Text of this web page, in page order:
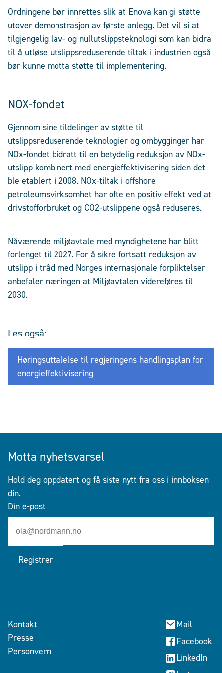
Ordningene bør innrettes slik at Enova kan gi støtte
utover demonstrasjon av første anlegg. Det vil si at
tilgjengelig lav- og nullutslippsteknologi som kan bidra
til å utløse utslippsreduserende tiltak i industrien også
bør kunne motta støtte til implementering.
NOX-fondet
Gjennom sine tildelinger av støtte til
utslippsreduserende teknologier og ombygginger har
NOx-fondet bidratt til en betydelig reduksjon av NOx-
utslipp kombinert med energieffektivisering siden det
ble etablert i 2008. NOx-tiltak i offshore
petroleumsvirksomhet har ofte en positiv effekt ved at
drivstofforbruket og CO2-utslippene også reduseres.
Nåværende miljøavtale med myndighetene har blitt
forlenget til 2027. For å sikre fortsatt reduksjon av
utslipp i tråd med Norges internasjonale forpliktelser
anbefaler næringen at Miljøavtalen videreføres til
2030.
Les også:
Høringsuttalelse til regjeringens handlingsplan for
energieffektivisering
Motta nyhetsvarsel
Hold deg oppdatert og få siste nytt fra oss i innboksen
din.
Din e-post
Registrer
Kontakt
Presse
Personvern
Mail
Facebook
LinkedIn